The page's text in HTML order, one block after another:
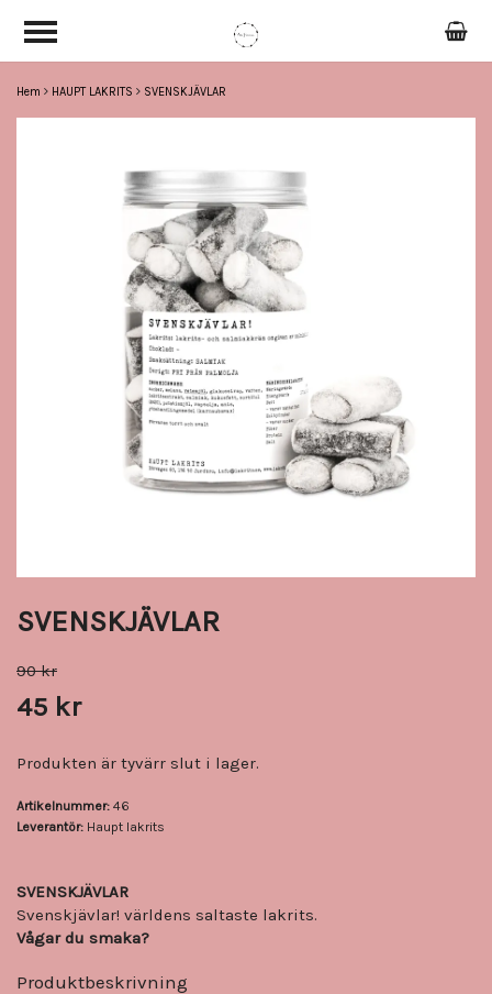
Hem HAUPT LAKRITS SVENSKJÄVLAR
SVENSKJÄVLAR
90 kr
45 kr
Produkten är tyvärr slut i lager.
Artikelnummer: 46
Leverantör: Haupt lakrits
SVENSKJÄVLAR
Svenskjävlar! världens saltaste lakrits.
Vågar du smaka?
Produktbeskrivning